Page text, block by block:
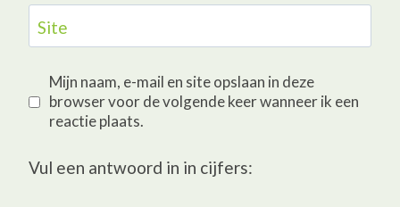
Site
Mijn naam, e-mail en site opslaan in deze
browser voor de volgende keer wanneer ik een
reactie plaats.
Vul een antwoord in in cijfers: